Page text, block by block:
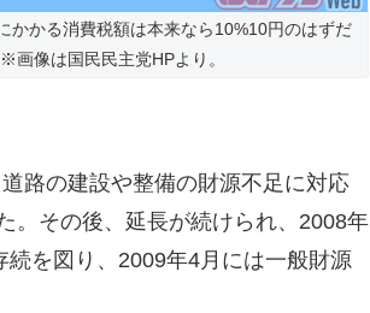
かる消費税額は本来なら10%10円のはずだ
像は国民民主党HPより。
路の建設や整備の財源不足に対応
。その後、延長が続けられ、2008年
を図り、2009年4月には一般財源